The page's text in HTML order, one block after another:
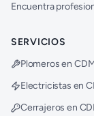
Encuentra
SERVICIOS
Plomeros en
Electricistas en
Cerrajeros en